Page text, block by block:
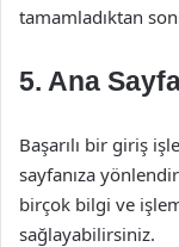
tamamladıktan
5. Ana
Başarılı bir giriş
sayfanıza
birçok bilgi ve
sağlayabilirsiniz.